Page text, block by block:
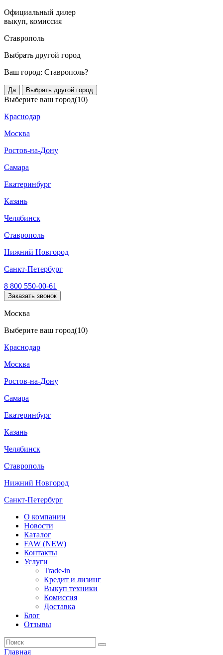
Официальный дилер
выкуп, комиссия
Ставрополь
Выбрать другой город
Ваш город: Ставрополь?
Да Выбрать другой город
Выберите ваш город(10)
Краснодар
Москва
Ростов-на-Дону
Самара
Екатеринбург
Казань
Челябинск
Ставрополь
Нижний Новгород
Санкт-Петербург
8 800 550-00-61
Заказать звонок
Москва
Выберите ваш город(10)
Краснодар
Москва
Ростов-на-Дону
Самара
Екатеринбург
Казань
Челябинск
Ставрополь
Нижний Новгород
Санкт-Петербург
О компании
Новости
Каталог
FAW (NEW)
Контакты
Услуги
Trade-in
Кредит и лизинг
Выкуп техники
Комиссия
Доставка
Блог
Отзывы
Главная